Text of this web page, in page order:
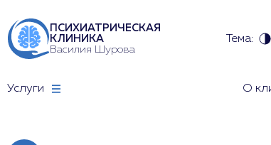
ПСИХИАТРИЧЕСКАЯ
КЛИНИКА
Василия Шурова
Тема:
Услуги О